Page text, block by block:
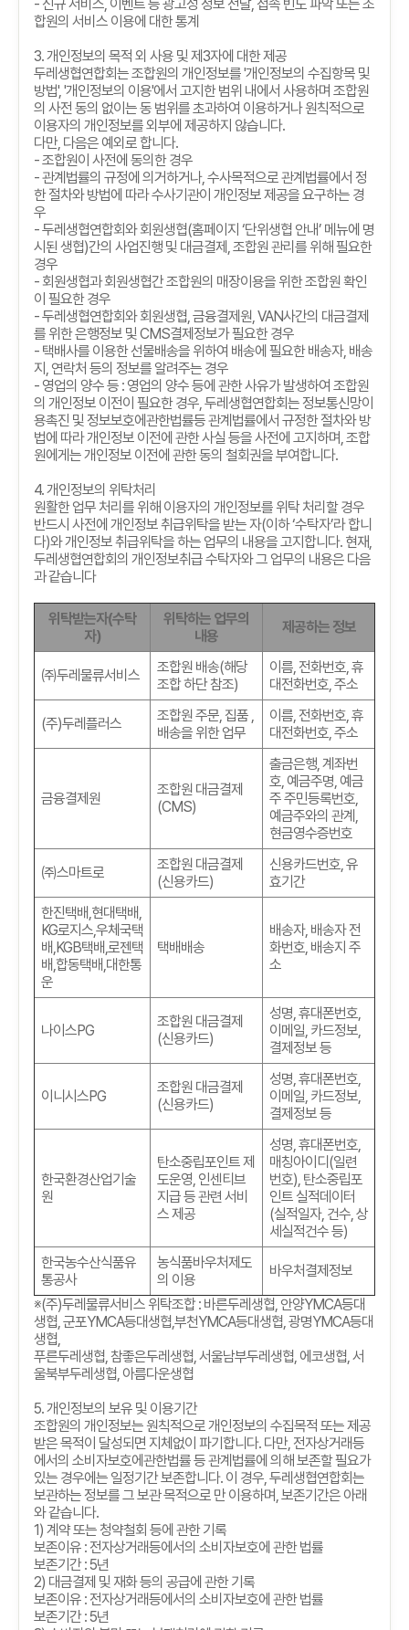
- 신규 서비스, 이벤트 등 광고성 정보 전달, 접속 빈도 파악 또는 조
합원의 서비스 이용에 대한 통계
3.개인정보의 목적 외 사용 및 제3자에 대한 제공
두레생협연합회는 조합원의 개인정보를'개인정보의 수집항목 및
방법', '개인정보의 이용'에서 고지한 범위 내에서 사용하며 조합원
의 사전 동의 없이는 동 범위를 초과하여 이용하거나 원칙적으로
이용자의 개인정보를 외부에 제공하지 않습니다.
다만, 다음은 예외로 합니다.
-조합원이 사전에 동의한 경우
-관계법률의 규정에 의거하거나,수사목적으로 관계법률에서 정
한 절차와 방법에 따라 수사기관이 개인정보 제공을 요구하는 경
우
-두레생협연합회와 회원생협(홈페이지 ‘단위생협 안내’ 메뉴에 명
시된 생협)간의 사업진행 및 대금결제 ,조합원 관리를 위해 필요한
경우
- 회원생협과 회원생협간 조합원의 매장이용을 위한 조합원 확인
이 필요한 경우
-두레생협연합회와 회원생협,금융결제원, VAN사간의 대금결제
를 위한 은행정보 및CMS결제정보가 필요한 경우
- 택배사를 이용한 선물배송을 위하여 배송에 필요한 배송자, 배송
지 , 연락처 등의 정보를 알려주는 경우
- 영업의 양수 등 : 영업의 양수 등에 관한 사유가 발생하여 조합원
의 개인정보 이전이 필요한 경우,두레생협연합회는 정보통신망이
용촉진 및 정보보호에관한법률등 관계법률에서 규정한 절차와 방
법에 따라 개인정보 이전에 관한 사실 등을 사전에 고지하며,조합
원에게는 개인정보 이전에 관한 동의 철회권을 부여합니다.
4.개인정보의 위탁처리
원활한 업무 처리를 위해 이용자의 개인정보를 위탁 처리할 경우
반드시 사전에 개인정보 취급위탁을 받는 자(이하‘수탁자’라 합니
다)와 개인정보 취급위탁을 하는 업무의 내용을 고지합니다. 현재,
두레생협연합회의 개인정보취급 수탁자와 그 업무의 내용은 다음
과 같습니다
위탁받는자(수탁
자)
위탁하는 업무의
내용
제공하는 정보
㈜두레물류서비스 조합원 배송(해당
조합 하단 참조)
이름, 전화번호,휴
대전화번호,주소
(주)두레플러스 조합원 주문, 집품 ,
배송을 위한 업무
이름, 전화번호,휴
대전화번호,주소
금융결제원
조합원 대금결제
(CMS)
출금은행,계좌번
호, 예금주명, 예금
주 주민등록번호,
예금주와의 관계 ,
현금영수증번호
㈜스마트로
조합원 대금결제
(신용카드)
신용카드번호,유
효기간
한진택배,현대택배,
KG로지스,우체국택
배,KGB택배,로젠택
배,합동택배,대한통
운
택배배송
배송자, 배송자 전
화번호, 배송지 주
소
나이스PG
조합원 대금결제
(신용카드)
성명,휴대폰번호,
이메일, 카드정보,
결제정보 등
이니시스PG
조합원 대금결제
(신용카드)
성명,휴대폰번호,
이메일, 카드정보,
결제정보 등
한국환경산업기술
원
탄소중립포인트 제
도운영, 인센티브
지급 등 관련 서비
스 제공
성명,휴대폰번호,
매칭아이디(일련
번호), 탄소중립포
인트 실적데이터
(실적일자, 건수, 상
세실적건수 등)
한국농수산식품유
통공사
농식품바우처제도
의 이용
바우처결제정보
※(주)두레물류서비스 위탁조합: 바른두레생협, 안양YMCA등대
생협,군포YMCA등대생협,부천YMCA등대생협,광명YMCA등대
생협,
푸른두레생협,참좋은두레생협,서울남부두레생협, 에코생협,서
울북부두레생협, 아름다운생협
5.개인정보의 보유 및 이용기간
조합원의 개인정보는 원칙적으로 개인정보의 수집목적 또는 제공
받은 목적이 달성되면 지체없이 파기합니다. 다만, 전자상거래등
에서의 소비자보호에관한법률 등 관계법률에 의해 보존할 필요가
있는 경우에는 일정기간 보존합니다. 이 경우,두레생협연합회는
보관하는 정보를 그 보관 목적으로 만 이용하며,보존기간은 아래
와 같습니다.
1) 계약 또는 청약철회 등에 관한 기록
보존이유 : 전자상거래등에서의 소비자보호에 관한 법률
보존기간 : 5년
2) 대금결제 및 재화 등의 공급에 관한 기록
보존이유 : 전자상거래등에서의 소비자보호에 관한 법률
보존기간 : 5년